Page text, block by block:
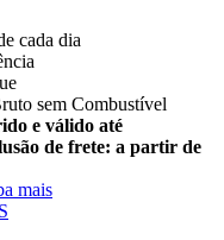
cada dia
sem Combustível
e válido até
de frete: a partir de
mais